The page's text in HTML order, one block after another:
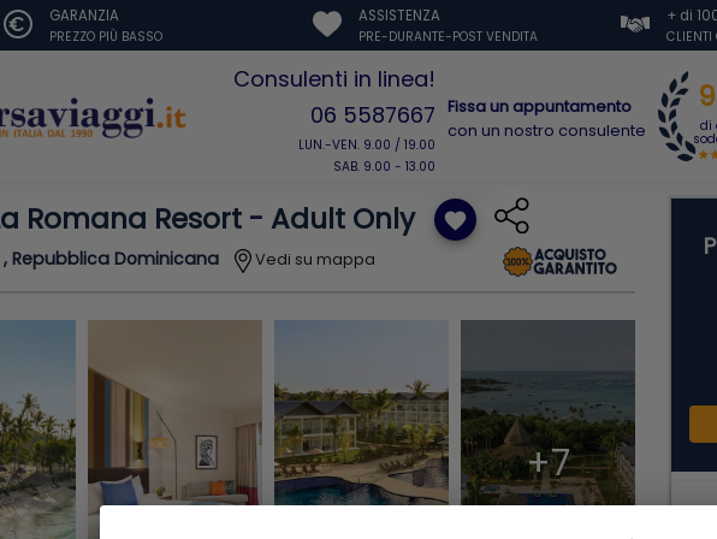
GARANZIA
PREZZO PIÙ BASSO
ASSISTENZA
PRE-DURANTE-POST VENDITA
+ di
CLIENTI
Consulenti in linea!
06 5587667
LUN.-VEN. 9.00 / 19.00
SAB. 9.00 - 13.00
Fissa un appuntamento
con un nostro consulente
di
Romana Resort - Adult Only favorite
Repubblica Dominicana Vedi su mappa
+7